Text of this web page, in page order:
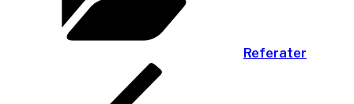
Referater
Indlægsnavigation